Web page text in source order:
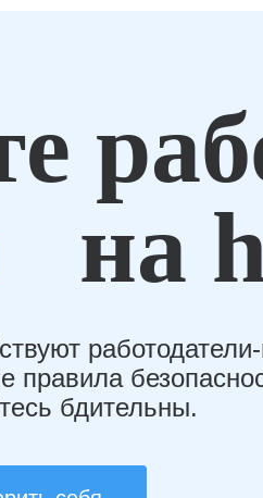
на
правила
бдительны.